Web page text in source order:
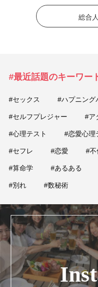
総合
#最近話題のキーワー
#セックス #ハプニング
#セルフプレジャー #ア
#心理テスト #恋愛心理
#セフレ #恋愛 #不
#算命学 #あるある
#別れ #数秘術